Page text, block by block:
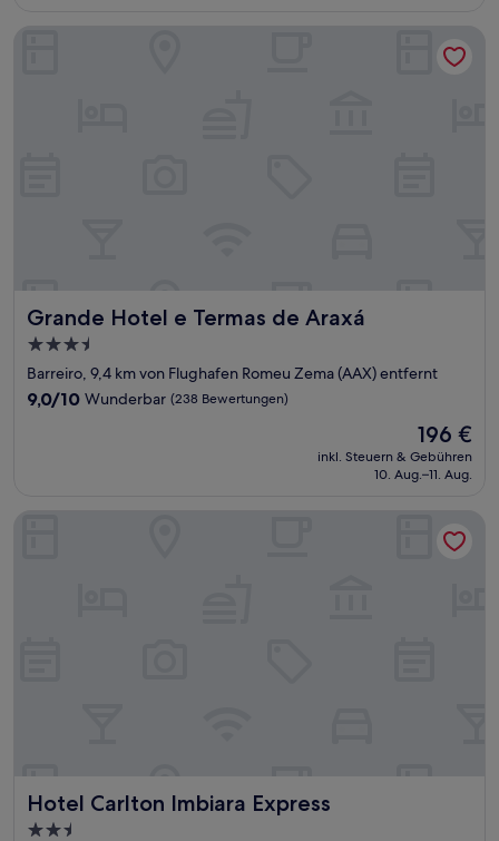
Grande Hotel e Termas de Araxá
Grande Hotel e Termas de Araxá
3.5-
Sterne-
Unterkunft
Barreiro, 9,4 km von Flughafen Romeu Zema (AAX) entfernt
9.0
9,0/10 Wunderbar (238 Bewertungen)
Der
Preis
beträgt
196 €
inkl. Steuern & Gebühren
10. Aug.–11. Aug.
Grande Hotel e Termas de Araxá
Hotel Carlton Imbiara Express
Hotel Carlton Imbiara Express
2.5-